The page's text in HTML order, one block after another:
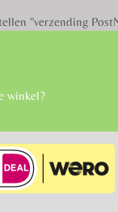
"verzending
winkel?